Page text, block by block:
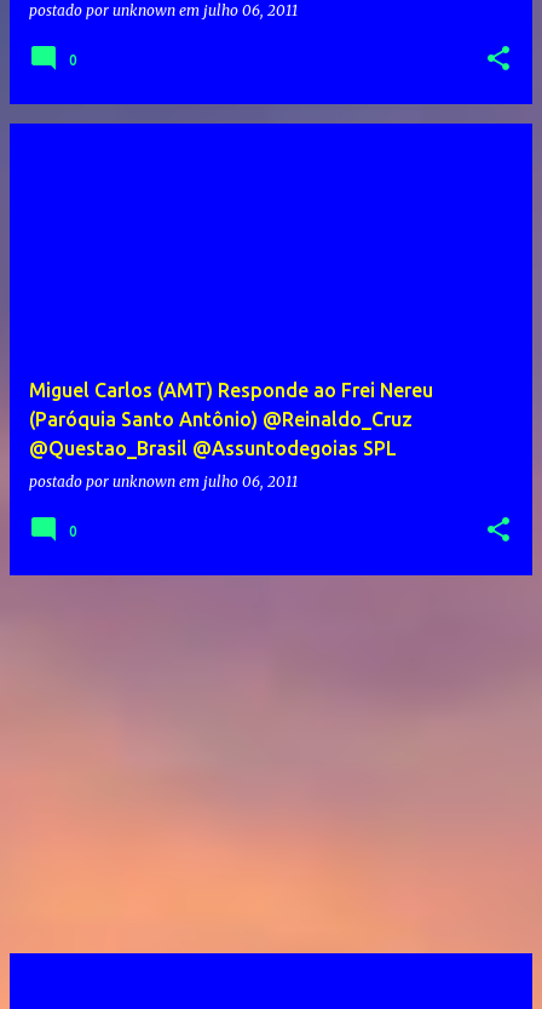
postado por unknown em julho 06, 2011
0
Miguel Carlos (AMT) Responde ao Frei Nereu
(Paróquia Santo Antônio) @Reinaldo_Cruz
@Questao_Brasil @Assuntodegoias SPL
postado por unknown em julho 06, 2011
0